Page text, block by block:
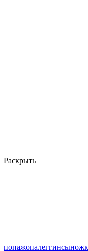
Раскрыть
попажопалеггинсы